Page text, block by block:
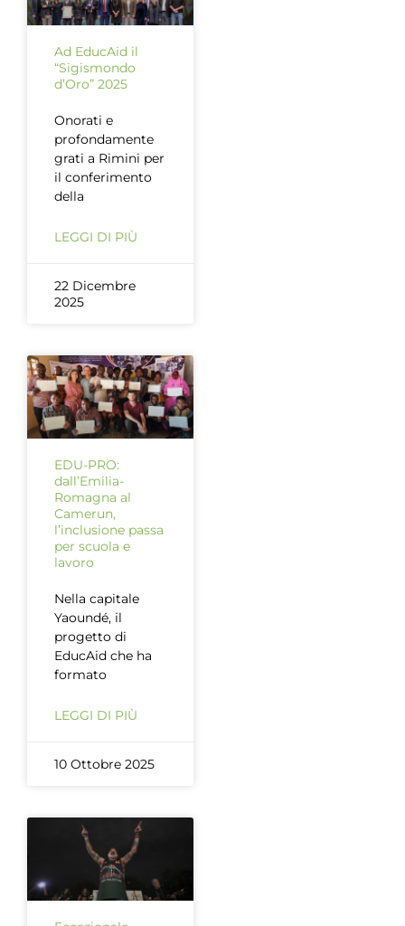
Ad EducAid il
“Sigismondo
d’Oro” 2025
Onorati e
profondamente
grati a Rimini per
il conferimento
della
LEGGI DI PIÙ
22 Dicembre
2025
EDU-PRO:
dall’Emilia-
Romagna al
Camerun,
l’inclusione passa
per scuola e
lavoro
Nella capitale
Yaoundé, il
progetto di
EducAid che ha
formato
LEGGI DI PIÙ
10 Ottobre 2025